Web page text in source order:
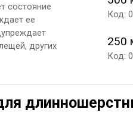
состояние
ее
других
Код:
250
Код: